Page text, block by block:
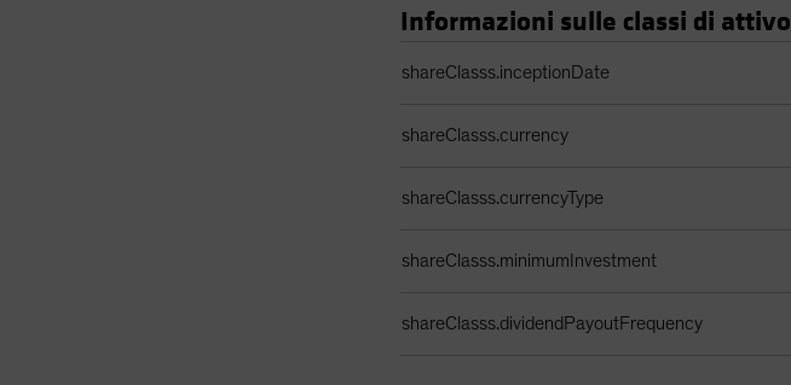
Informazioni sulle classi di attivo
shareClasss.inceptionDate
shareClasss.currency
shareClasss.currencyType
shareClasss.minimumInvestment
shareClasss.dividendPayoutFrequency